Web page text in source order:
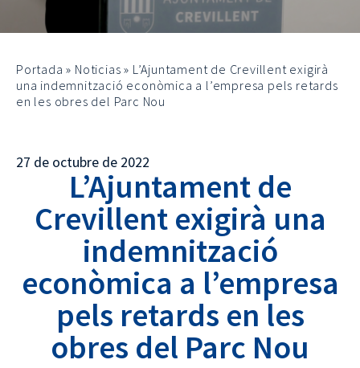
Portada » Noticias » L’Ajuntament de Crevillent exigirà
una indemnització econòmica a l’empresa pels retards
en les obres del Parc Nou
27 de octubre de 2022
L’Ajuntament de
Crevillent exigirà una
indemnització
econòmica a l’empresa
pels retards en les
obres del Parc Nou